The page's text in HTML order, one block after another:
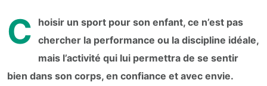
C
hoisir un sport pour son enfant, ce n’est pas
chercher la performance ou la discipline idéale,
mais l’activité qui lui permettra de se sentir
bien dans son corps, en confiance et avec envie.